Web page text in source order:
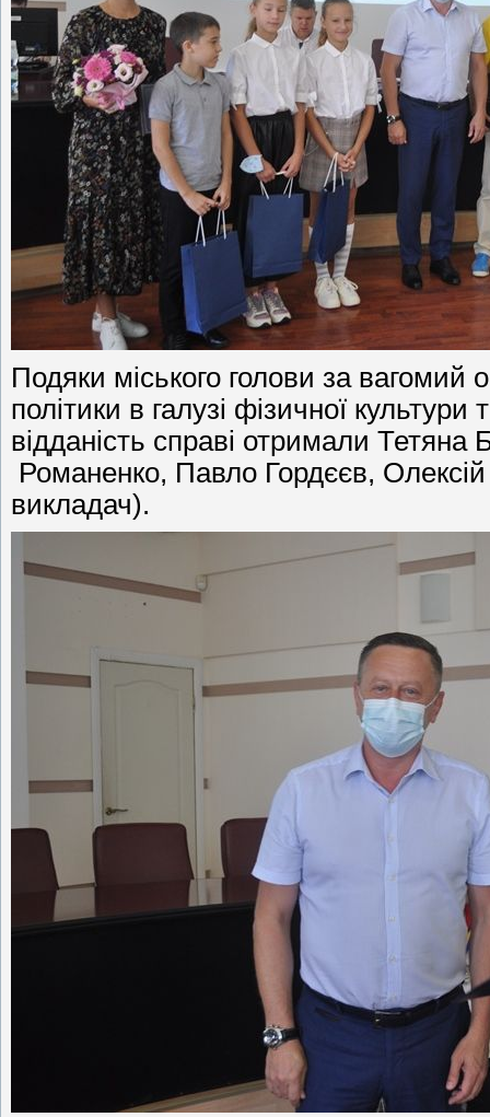
Подяки міського голови за вагомий
політики в галузі фізичної
відданість справі отримали
Романенко, Павло Гордєєв,
викладач).